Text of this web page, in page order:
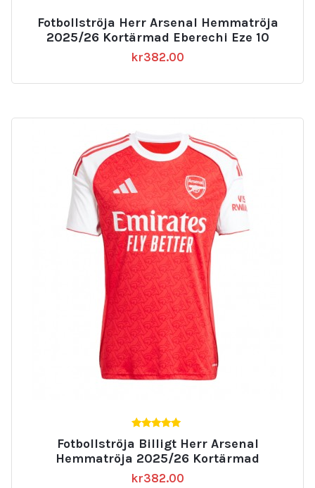
Fotbollströja Herr Arsenal Hemmatröja
2025/26 Kortärmad Eberechi Eze 10
kr382.00
av 5
Fotbollströja Billigt Herr Arsenal
Hemmatröja 2025/26 Kortärmad
kr382.00